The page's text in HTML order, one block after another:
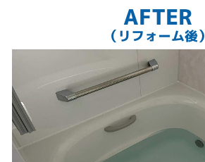
AFTER
（リフォーム後）